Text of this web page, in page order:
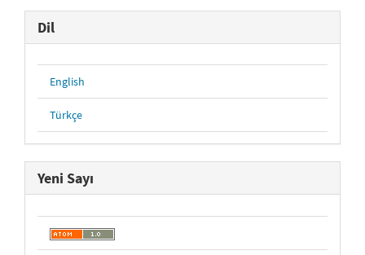
Dil
English
Türkçe
Yeni Sayı